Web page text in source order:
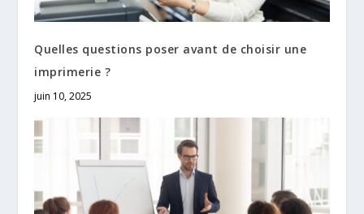
Quelles questions poser avant de choisir une
imprimerie ?
juin 10, 2025